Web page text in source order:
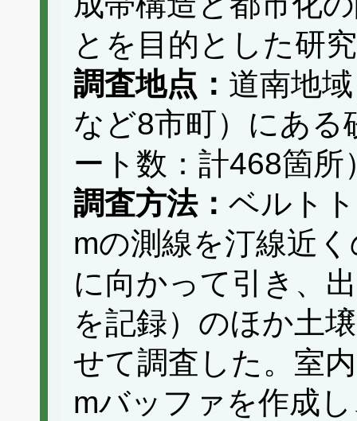
とを目的とした研
調査地点： 道南地
など8市町）にある
ート数：計468箇所
調査方法： ベルト
mの測線を汀線近
に向かって引き、
を記録）のほか土
せて調査した。室
mバッファを作成